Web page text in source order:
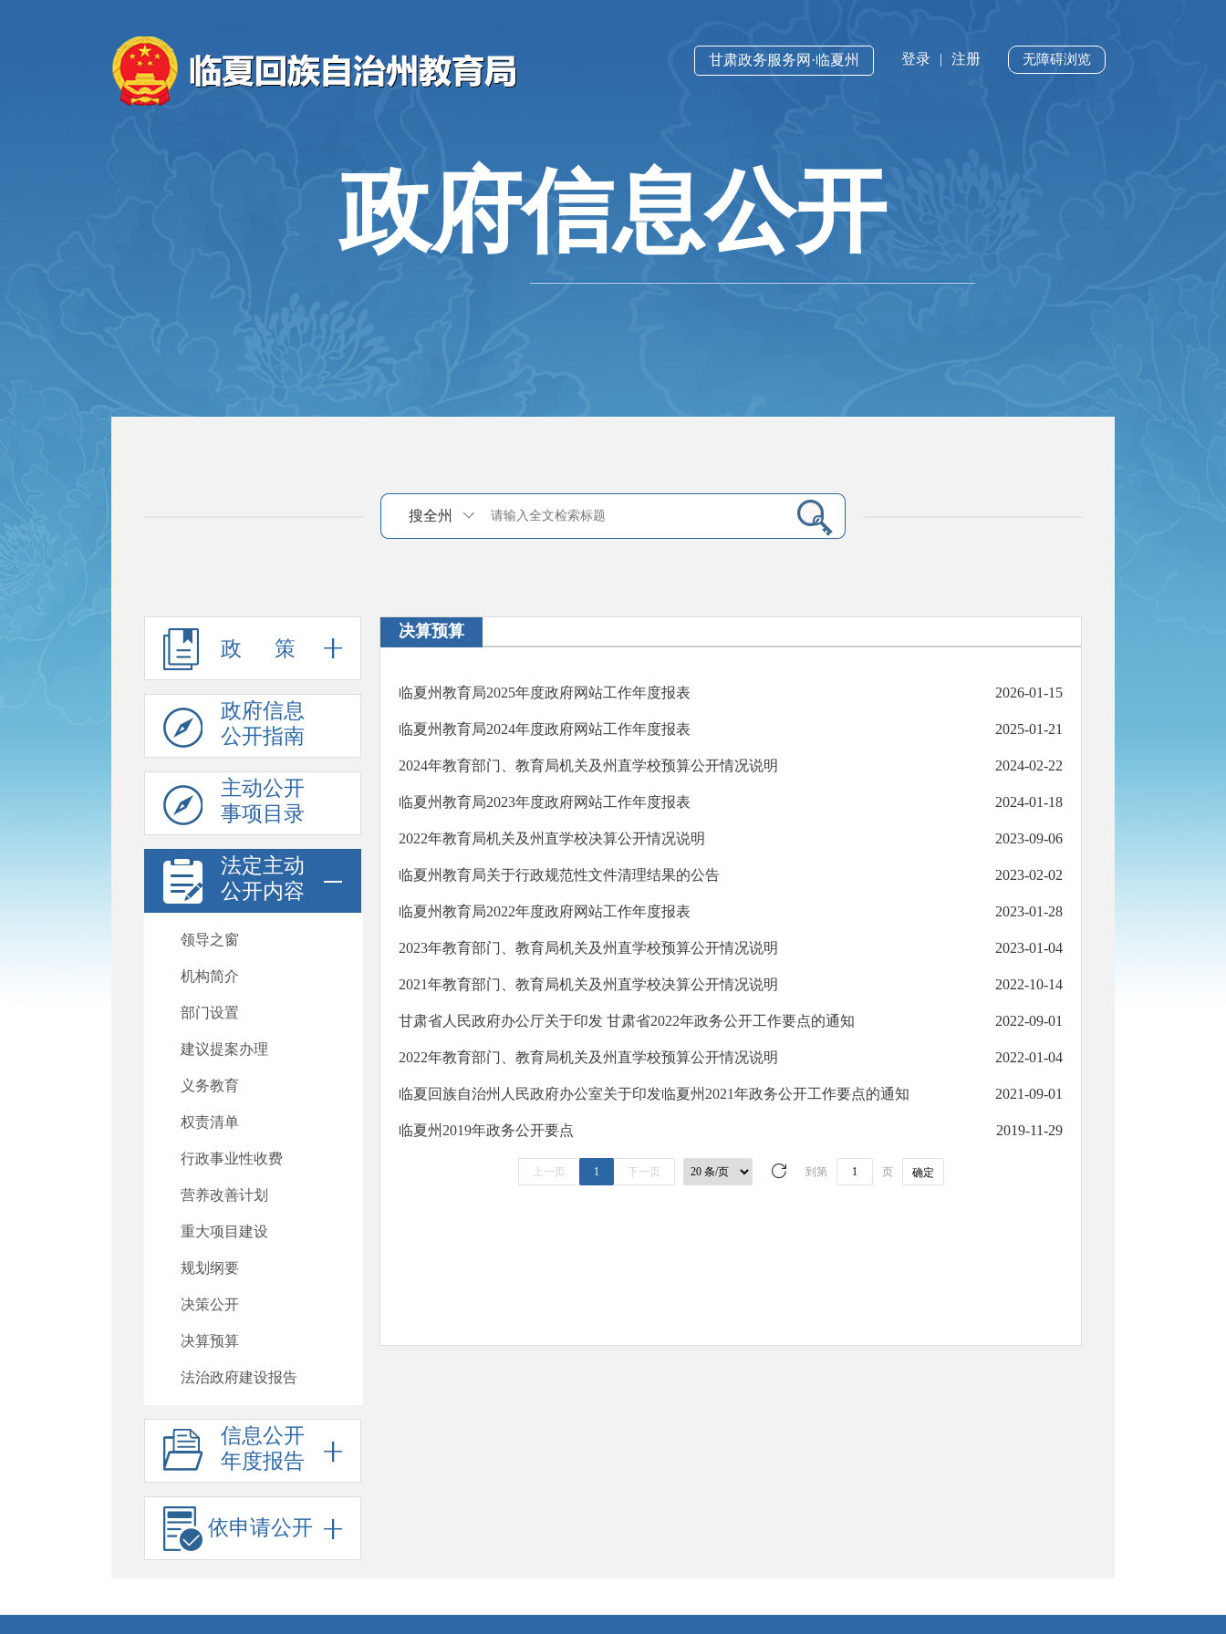
无障碍浏览
登录 | 注册
甘肃政务服务网·临夏州
政府信息公开
搜全州
政 策
政府信息
公开指南
主动公开
事项目录
法定主动
公开内容
领导之窗
机构简介
部门设置
建议提案办理
义务教育
权责清单
行政事业性收费
营养改善计划
重大项目建设
规划纲要
决策公开
决算预算
法治政府建设报告
信息公开
年度报告
依申请公开
决算预算
临夏州教育局2025年度政府网站工作年度报表 2026-01-15
临夏州教育局2024年度政府网站工作年度报表 2025-01-21
2024年教育部门、教育局机关及州直学校预算公开情况说明 2024-02-22
临夏州教育局2023年度政府网站工作年度报表 2024-01-18
2022年教育局机关及州直学校决算公开情况说明 2023-09-06
临夏州教育局关于行政规范性文件清理结果的公告 2023-02-02
临夏州教育局2022年度政府网站工作年度报表 2023-01-28
2023年教育部门、教育局机关及州直学校预算公开情况说明 2023-01-04
2021年教育部门、教育局机关及州直学校决算公开情况说明 2022-10-14
甘肃省人民政府办公厅关于印发 甘肃省2022年政务公开工作要点的通知 2022-09-01
2022年教育部门、教育局机关及州直学校预算公开情况说明 2022-01-04
临夏回族自治州人民政府办公室关于印发临夏州2021年政务公开工作要点的通知 2021-09-01
临夏州2019年政务公开要点 2019-11-29
上一页 1 下一页 到第 页 确定